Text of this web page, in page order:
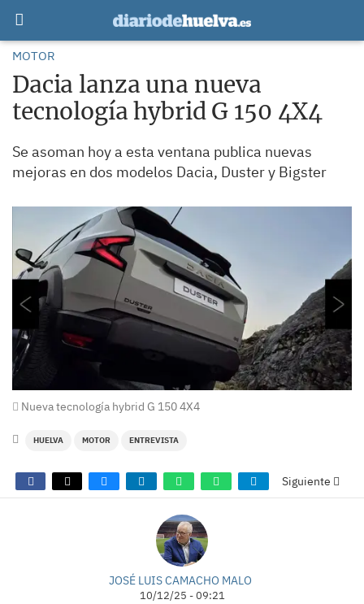
MOTOR
Dacia lanza una nueva
tecnología hybrid G 150 4X4
Se asoman hoy a esta ventana publica nuevas
mejoras en dos modelos Dacia, Duster y Bigster
Nueva tecnología hybrid G 150 4X4
HUELVA MOTOR ENTREVISTA
Siguiente
JOSÉ LUIS CAMACHO MALO
10/12/25 - 09:21